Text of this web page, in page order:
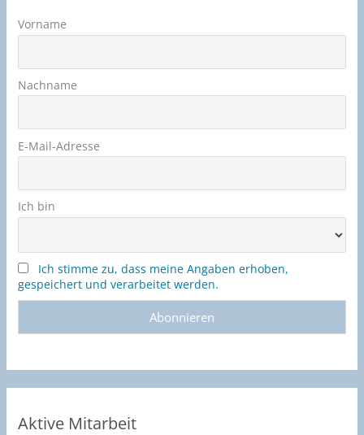
Vorname
Nachname
E-Mail-Adresse
Ich bin
Ich stimme zu, dass meine Angaben erhoben,
gespeichert und verarbeitet werden.
Aktive Mitarbeit